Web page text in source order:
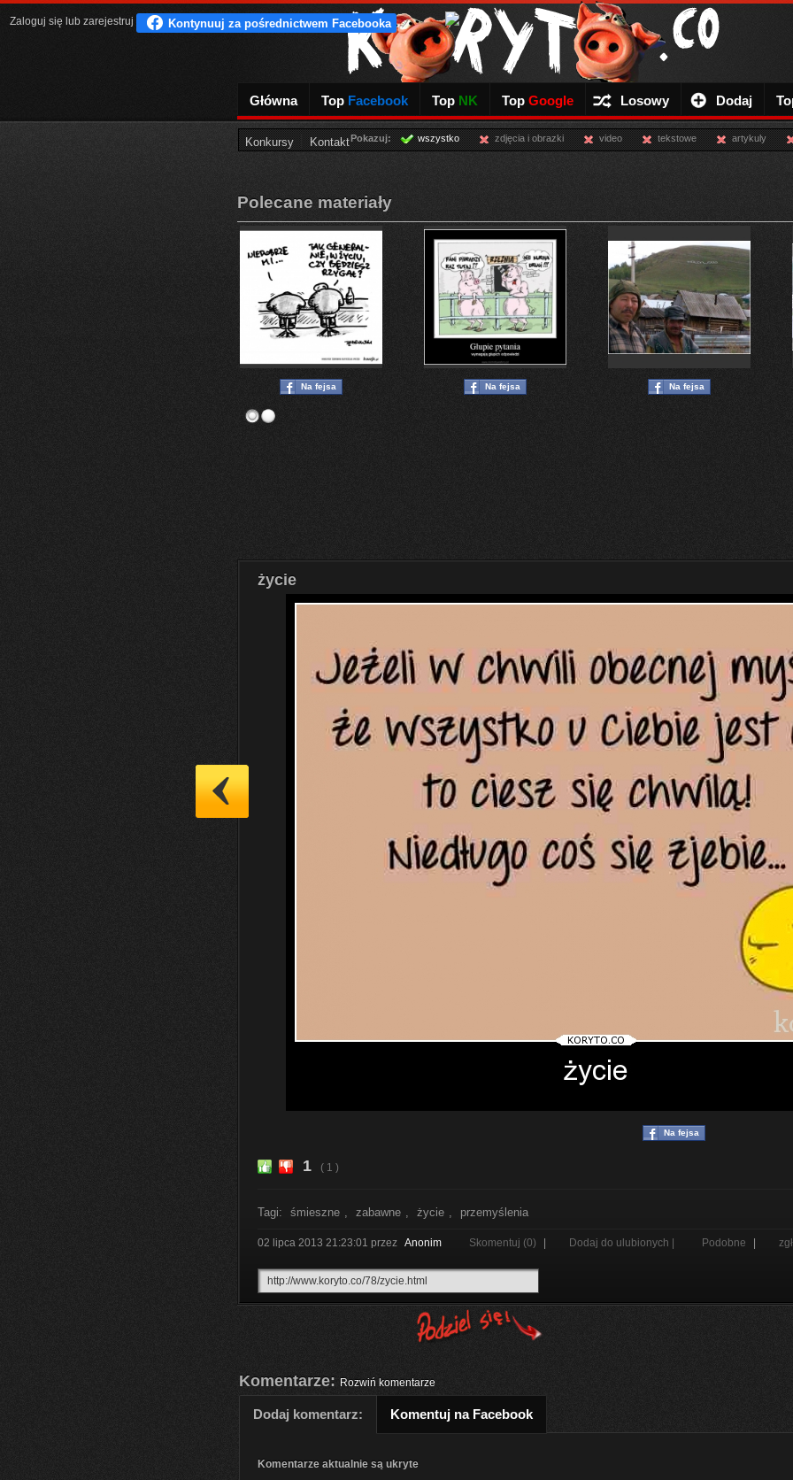
Główna Top Facebook Top NK Top Google Losowy Dodaj
Konkursy Kontakt
Zaloguj się lub zarejestruj
Pokazuj: wszystko zdjęcia i obrazki video tekstowe artykuly
Polecane materiały
Na fejsa Na fejsa Na fejsa
życie
Na fejsa
1 ( 1 )
Tagi: śmieszne , zabawne , życie , przemyślenia
02 lipca 2013 21:23:01 przez Anonim Skomentuj (0) Dodaj do ulubionych | Podobne
Komentarze: Rozwiń komentarze
Dodaj komentarz: Komentuj na Facebook
Komentarze aktualnie są ukryte